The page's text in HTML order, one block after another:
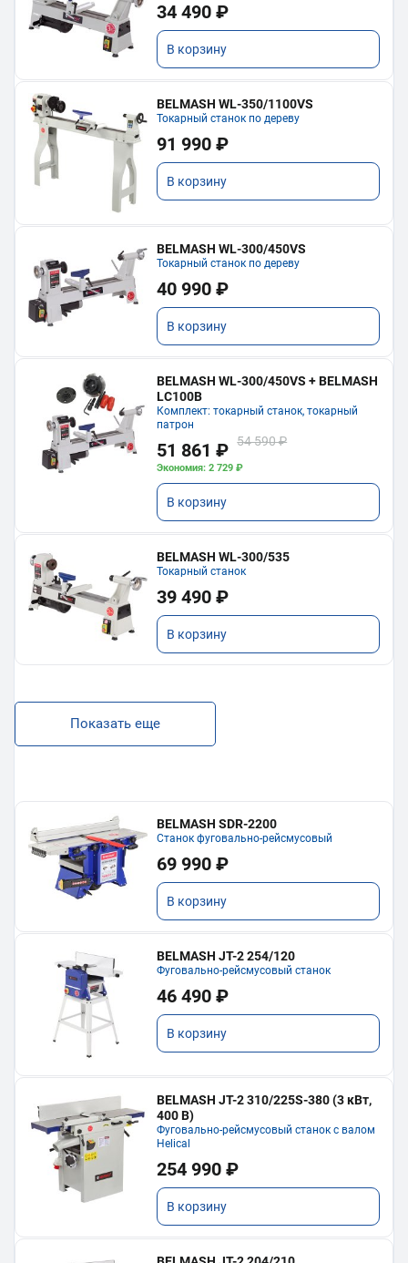
34 490 ₽
В корзину
BELMASH WL-350/1100VS
Токарный станок по дереву
91 990 ₽
В корзину
BELMASH WL-300/450VS
Токарный станок по дереву
40 990 ₽
В корзину
BELMASH WL-300/450VS + BELMASH
LC100B
Комплект: токарный станок, токарный
патрон
51 861 ₽ 54 590 ₽
Экономия: 2 729 ₽
В корзину
BELMASH WL-300/535
Токарный станок
39 490 ₽
В корзину
Показать еще
BELMASH SDR-2200
Станок фуговально-рейсмусовый
69 990 ₽
В корзину
BELMASH JT-2 254/120
Фуговально-рейсмусовый станок
46 490 ₽
В корзину
BELMASH JT-2 310/225S-380 (3 кВт,
400 В)
Фуговально-рейсмусовый станок с валом
Helical
254 990 ₽
В корзину